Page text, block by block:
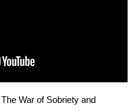
War of Sobriety and